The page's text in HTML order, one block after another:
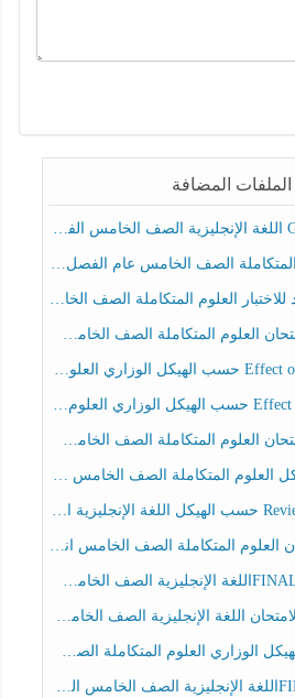
الملفات المضافة
الخامس عام الفصل الدراسي الثالث 2025-2026
العلوم المتكاملة الصف الخامس عام الفصل الثالث
المتكاملة الصف الخامس انسبير الفصل الثالث
المتكاملة الصف الخامس عام الفصل الثالث
الصف الخامس انسبير الفصل الثالث
المتكاملة الصف الخامس انسبير الفصل الثالث
الإنجليزية الصف الخامس الفصل الثالث
المتكاملة الصف الخامس عام الفصل الثالث